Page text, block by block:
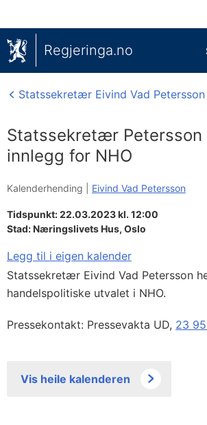
Regjeringa.no
Statssekretær Eivind Vad Petersson
Statssekretær Petersson
innlegg for NHO
Kalenderhending | Eivind Vad Petersson
Tidspunkt: 22.03.2023 kl. 12:00
Stad:Næringslivets Hus, Oslo
Legg til i eigen kalender
Statssekretær Eivind Vad Petersson
handelspolitiske utvalet i NHO.
Pressekontakt: Pressevakta UD, 23
Vis heile kalenderen